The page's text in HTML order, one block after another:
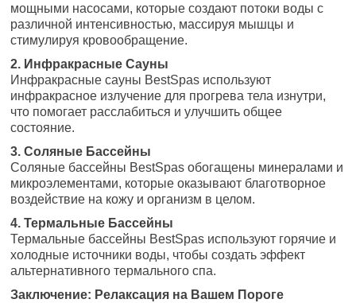
мощными насосами, которые создают потоки воды с
различной интенсивностью, массируя мышцы и
стимулируя кровообращение.
2. Инфракрасные Сауны
Инфракрасные сауны BestSpas используют
инфракрасное излучение для прогрева тела изнутри,
что помогает расслабиться и улучшить общее
состояние.
3. Соляные Бассейны
Соляные бассейны BestSpas обогащены минералами и
микроэлементами, которые оказывают благотворное
воздействие на кожу и организм в целом.
4. Термальные Бассейны
Термальные бассейны BestSpas используют горячие и
холодные источники воды, чтобы создать эффект
альтернативного термального спа.
Заключение: Релаксация на Вашем Пороге